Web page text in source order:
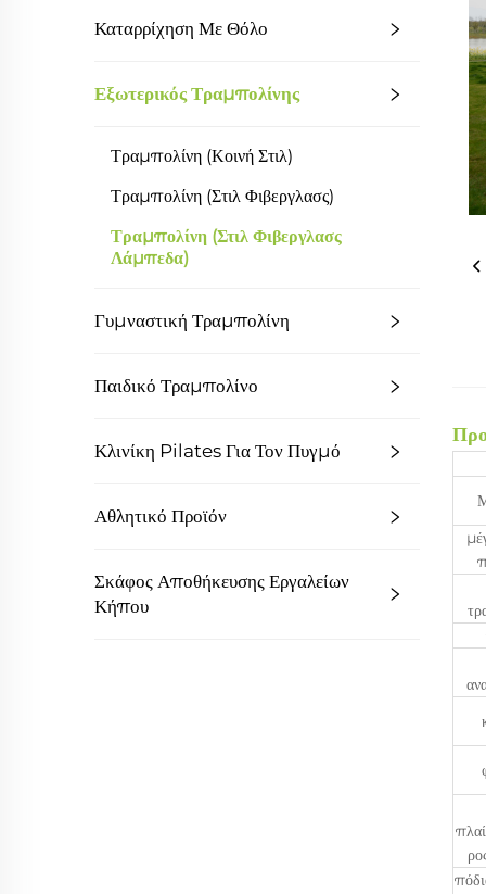
Καταρρίχηση Με Θόλο
Εξωτερικός Τραμπολίνης
Τραμπολίνη (κοινή Στιλ)
Τραμπολίνη (στιλ Φιβεργλασς)
Τραμπολίνη (στιλ Φιβεργλασς
Λάμπεδα)
Γυμναστική Τραμπολίνη
Παιδικό Τραμπολίνο
Κλινίκη Pilates Για Τον Πυγμό
Αθλητικό Προϊόν
Σκάφος Αποθήκευσης Εργαλείων
Κήπου